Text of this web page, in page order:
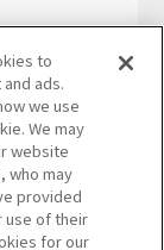
to
ads.
we use
We may
website
who may
provided
use of their
for our